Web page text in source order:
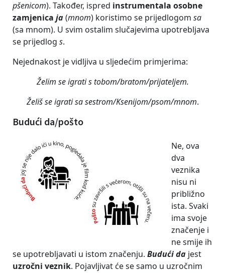
pšenicom). Također, ispred instrumentala osobne
zamjenica ja(mnom) koristimo se prijedlogom sa
(sa mnom). U svim ostalim slučajevima upotrebljava
se prijedlog s.
Nejednakost je vidljiva u sljedećim primjerima:
Želim se igrati s tobom/bratom/prijateljem.
Želiš se igrati sa sestrom/Ksenijom/psom/mnom.
Budući da/pošto
Ne, ova
dva
veznika
nisu ni
približno
ista. Svaki
ima svoje
značenje i
ne smije ih
se upotrebljavati u istom značenju. Budući da jest
uzročni veznik. Pojavljivat će se samo u uzročnim